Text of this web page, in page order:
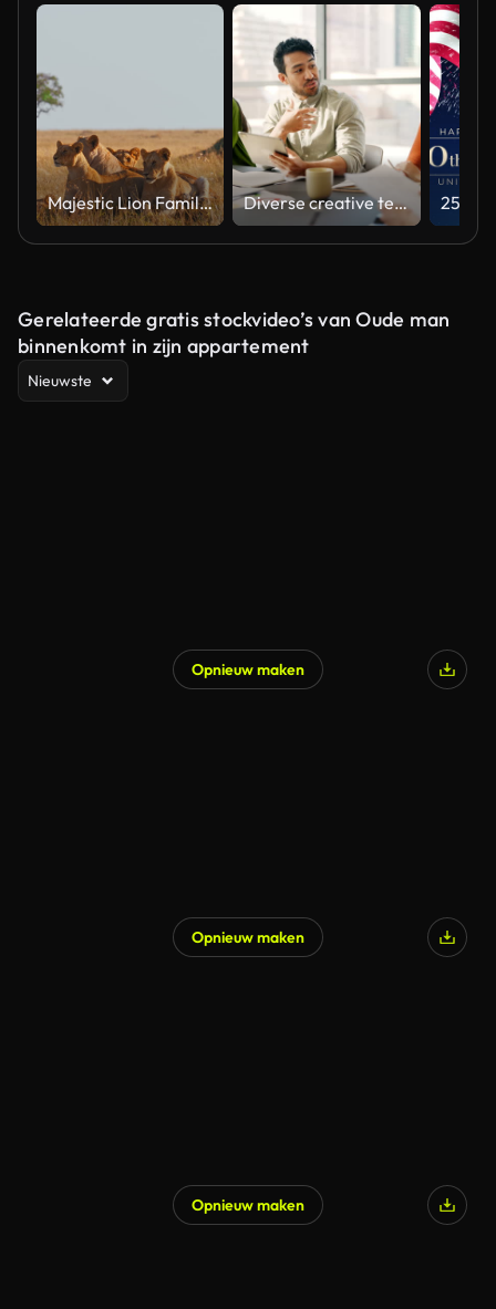
Majestic Lion Family Relaxing in Natural Habitat Under Soft Light Diverse creative team collaborating on a marketing strategy in an office meeting
Gerelateerde gratis stockvideo’s van Oude man
binnenkomt in zijn appartement
Nieuwste
Opnieuw maken
Opnieuw maken
Opnieuw maken